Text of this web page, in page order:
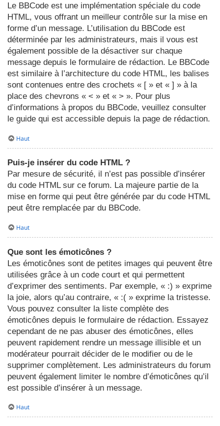
Le BBCode est une implémentation spéciale du code
HTML, vous offrant un meilleur contrôle sur la mise en
forme d’un message. L’utilisation du BBCode est
déterminée par les administrateurs, mais il vous est
également possible de la désactiver sur chaque
message depuis le formulaire de rédaction. Le BBCode
est similaire à l’architecture du code HTML, les balises
sont contenues entre des crochets « [ » et « ] » à la
place des chevrons « < » et « > ». Pour plus
d’informations à propos du BBCode, veuillez consulter
le guide qui est accessible depuis la page de rédaction.
Haut
Puis-je insérer du code HTML ?
Par mesure de sécurité, il n’est pas possible d’insérer
du code HTML sur ce forum. La majeure partie de la
mise en forme qui peut être générée par du code HTML
peut être remplacée par du BBCode.
Haut
Que sont les émoticônes ?
Les émoticônes sont de petites images qui peuvent être
utilisées grâce à un code court et qui permettent
d’exprimer des sentiments. Par exemple, « :) » exprime
la joie, alors qu’au contraire, « :( » exprime la tristesse.
Vous pouvez consulter la liste complète des
émoticônes depuis le formulaire de rédaction. Essayez
cependant de ne pas abuser des émoticônes, elles
peuvent rapidement rendre un message illisible et un
modérateur pourrait décider de le modifier ou de le
supprimer complètement. Les administrateurs du forum
peuvent également limiter le nombre d’émoticônes qu’il
est possible d’insérer à un message.
Haut